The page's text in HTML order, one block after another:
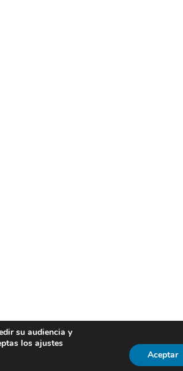
en Tecnologías de la
su audiencia y
los ajustes
Aceptar